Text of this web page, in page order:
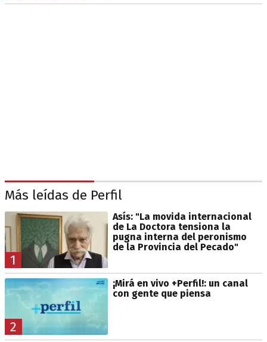
Más leídas de Perfil
1
Asís: "La movida internacional
de La Doctora tensiona la
pugna interna del peronismo
de la Provincia del Pecado"
2
¡Mirá en vivo +Perfil!: un canal
con gente que piensa